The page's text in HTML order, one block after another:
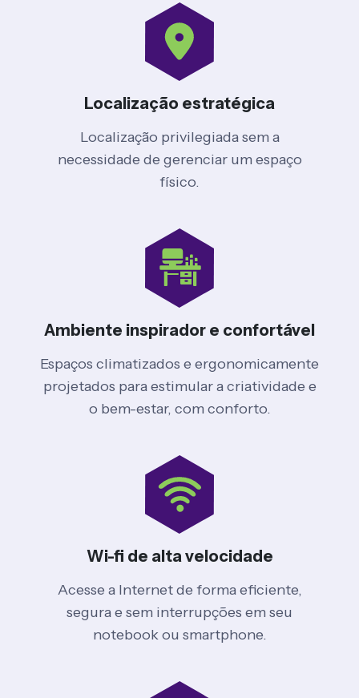
Localização estratégica
Localização privilegiada sem a
necessidade de gerenciar um espaço
físico.
Ambiente inspirador e confortável
Espaços climatizados e ergonomicamente
projetados para estimular a criatividade e
o bem-estar, com conforto.
Wi-fi de alta velocidade
Acesse a Internet de forma eficiente,
segura e sem interrupções em seu
notebook ou smartphone.